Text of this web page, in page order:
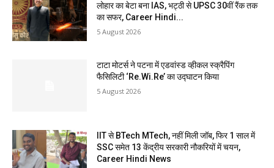
लोहार का बेटा बना IAS, भट्ठी से UPSC 30वीं रैंक तक
का सफर, Career Hindi...
5 August 2026
टाटा मोटर्स ने पटना में एडवांस्ड व्हीकल स्क्रैपिंग
फैसिलिटी ‘Re.Wi.Re’ का उद्घाटन किया
5 August 2026
IIT से BTech MTech, नहीं मिली जॉब, फिर 1 साल में
SSC समेत 13 केंद्रीय सरकारी नौकरियों में चयन,
Career Hindi News